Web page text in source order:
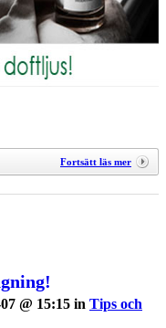
Fortsätt läs mer
@ 15:15 in Tips och